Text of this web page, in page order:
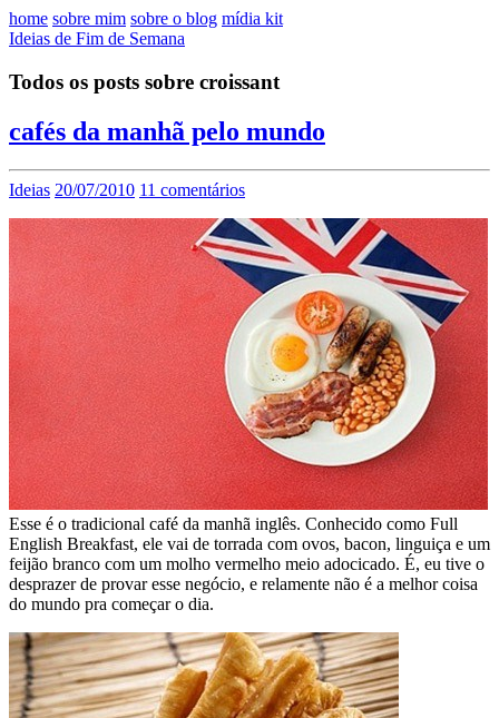
home sobre mim sobre o blog mídia kit
Ideias de Fim de Semana
Todos os posts sobre croissant
cafés da manhã pelo mundo
Ideias 20/07/2010 11 comentários
Esse é o tradicional café da manhã inglês. Conhecido como Full
English Breakfast, ele vai de torrada com ovos, bacon, linguiça e um
feijão branco com um molho vermelho meio adocicado. É, eu tive o
desprazer de provar esse negócio, e relamente não é a melhor coisa
do mundo pra começar o dia.